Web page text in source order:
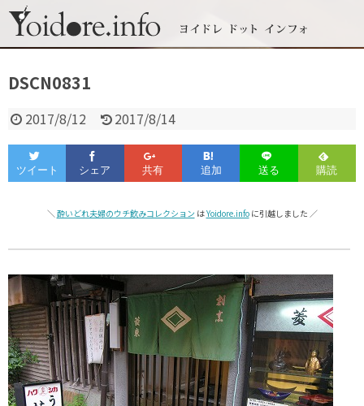
DSCN0831
2017/8/12 2017/8/14
＼ 酔いどれ夫婦のウチ飲みコレクション はYoidore.infoに引越しました ／